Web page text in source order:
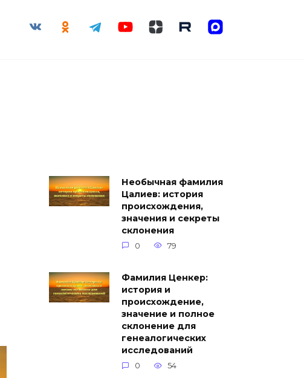
Необычная фамилия
Цалиев: история
происхождения,
значения и секреты
склонения
0 79
Фамилия Ценкер:
история и
происхождение,
значение и полное
склонение для
генеалогических
исследований
0 54